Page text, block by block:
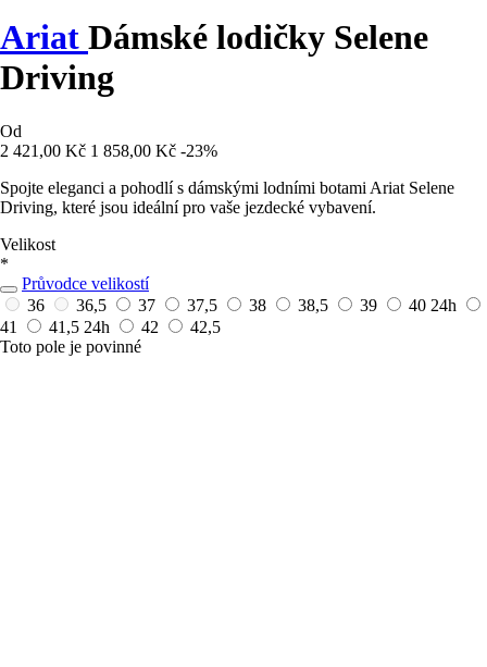
Ariat Dámské lodičky Selene
Driving
Od
2 421,00 Kč 1 858,00 Kč -23%
Spojte eleganci a pohodlí s dámskými lodními botami Ariat Selene
Driving, které jsou ideální pro vaše jezdecké vybavení.
Velikost
*
Průvodce velikostí
36
36,5 37 37,5 38 38,5 39 40 24h
41
41,5 24h 42
42,5
Toto pole je povinné